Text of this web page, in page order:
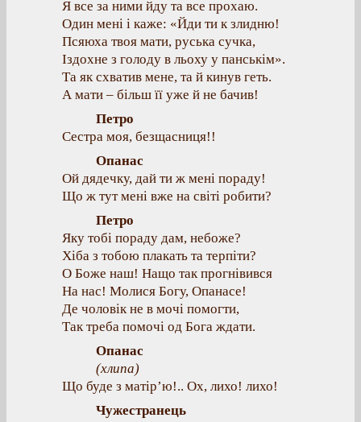
Я все за ними йду та все прохаю.
Один мені і каже: «Йди ти к злидню!
Псяюха твоя мати, руська сучка,
Іздохне з голоду в льоху у панськім».
Та як схватив мене, та й кинув геть.
А мати – більш її уже й не бачив!
Петро
Сестра моя, безщасниця!!
Опанас
Ой дядечку, дай ти ж мені пораду!
Що ж тут мені вже на світі робити?
Петро
Яку тобі пораду дам, небоже?
Хіба з тобою плакать та терпіти?
O Боже наш! Нащо так прогнівився
На нас! Молися Богу, Опанасе!
Де чоловік не в мочі помогти,
Так треба помочі од Бога ждати.
Опанас
(хлипа)
Що буде з матір’ю!.. Ох, лихо! лихо!
Чужестранець